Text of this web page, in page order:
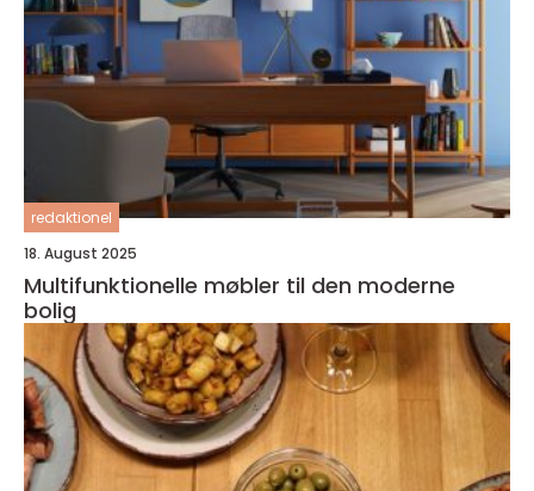
redaktionel
18. August 2025
Multifunktionelle møbler til den moderne
bolig